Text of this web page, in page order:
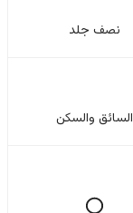
نصف جلد
السائق والسکن